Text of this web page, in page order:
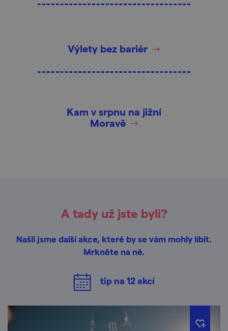
Výlety bez bariér
Kam v srpnu na jižní
Moravě
A tady už jste byli?
Našli jsme další akce, které by se vám mohly líbit.
Mrkněte na ně.
tip na 12akcí